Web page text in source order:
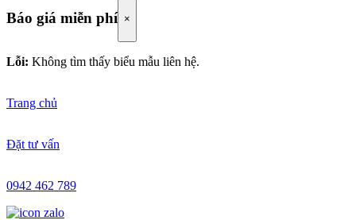
Báo giá miễn phí ×
Lỗi: Không tìm thấy biểu mẫu liên hệ.
Trang chủ
Đặt tư vấn
0942 462 789